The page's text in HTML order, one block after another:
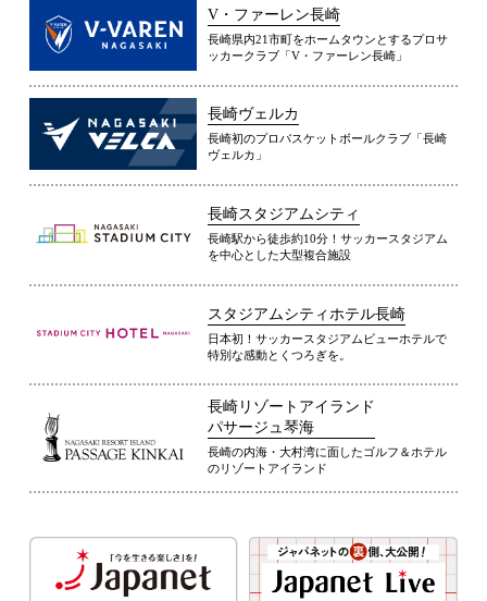
V・ファーレン長崎
長崎県内21市町をホームタウンとするプロサ
ッカークラブ「V・ファーレン長崎」
長崎ヴェルカ
長崎初のプロバスケットボールクラブ「長崎
ヴェルカ」
長崎スタジアムシティ
長崎駅から徒歩約10分！サッカースタジアム
を中心とした大型複合施設
スタジアムシティホテル長崎
日本初！サッカースタジアムビューホテルで
特別な感動とくつろぎを。
長崎リゾートアイランド
パサージュ琴海
長崎の内海・大村湾に面したゴルフ＆ホテル
のリゾートアイランド